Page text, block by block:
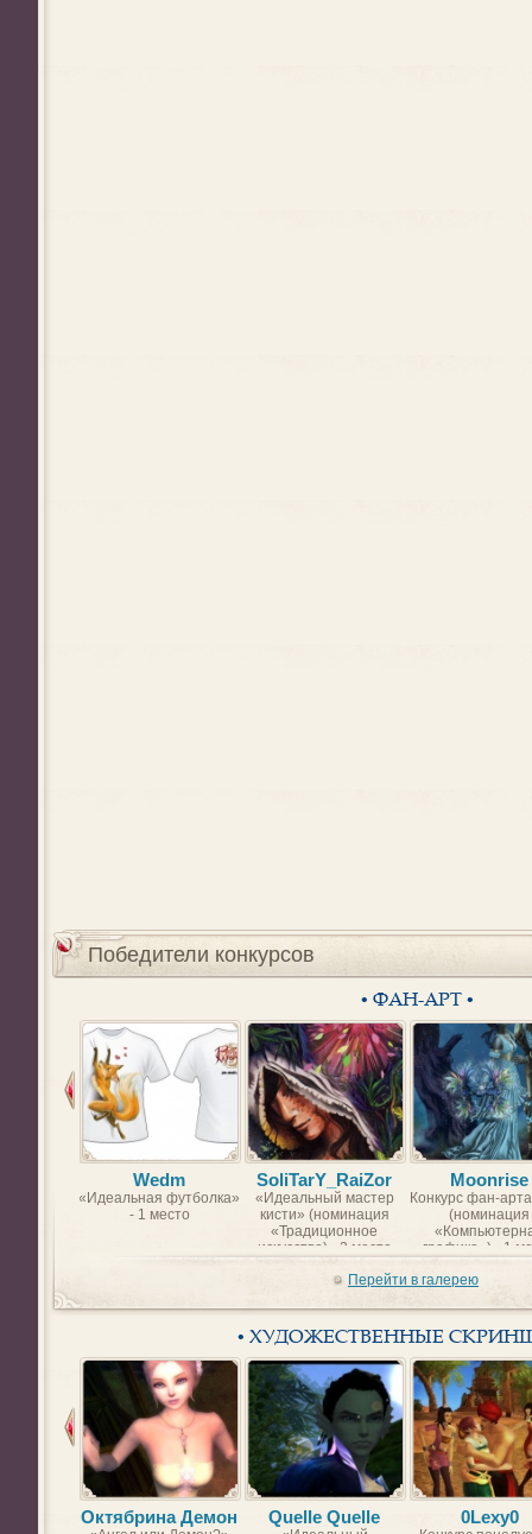
Победители конкурсов
• ФАН-АРТ •
Wedm
«Идеальная футболка»
- 1 место
SoliTarY_RaiZor
«Идеальный мастер
кисти» (номинация
«Традиционное
искусство) - 2 место
Moonrise
Конкурс фан-
(номинация
графика») - 1
Перейти в галерею
• ХУДОЖЕСТВЕННЫЕ
Октябрина Демон Quelle Quelle 0Lexy0